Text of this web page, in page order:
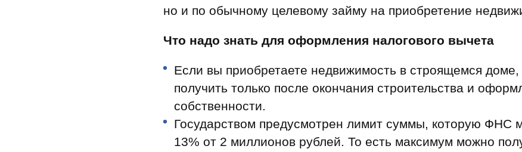
но и по обычному целевому займу на приобретение
Что надо знать для оформления налогового вычета
Если вы приобретаете недвижимость в строящемся
получить только после окончания строительства и
собственности.
Государством предусмотрен лимит суммы, которую ФНС
13% от 2 миллионов рублей. То есть максимум можно